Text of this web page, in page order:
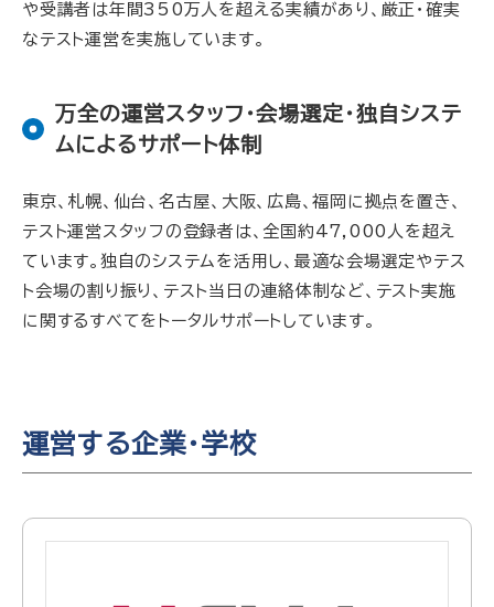
や受講者は年間350万人を超える実績があり、厳正・確実
なテスト運営を実施しています。
万全の運営スタッフ・会場選定・独自システ
ムによるサポート体制
東京、札幌、仙台、名古屋、大阪、広島、福岡に拠点を置き、
テスト運営スタッフの登録者は、全国約47,000人を超え
ています。独自のシステムを活用し、最適な会場選定やテス
ト会場の割り振り、テスト当日の連絡体制など、テスト実施
に関するすべてをトータルサポートしています。
運営する企業・学校